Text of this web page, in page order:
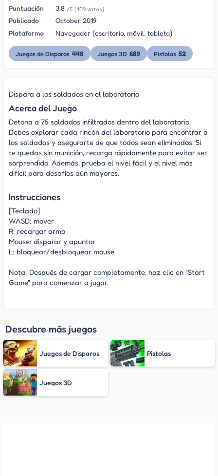
Puntuación 3.8 /5 (109 votos)
Publicado
October 2019
Plataforma
Navegador (escritorio, móvil, tableta)
Juegos de Disparos 448 Juegos 3D 689 Pistolas 52
Dispara a los soldados en el laboratorio
Acerca del Juego
Detona a 75 soldados infiltrados dentro del laboratorio.
Debes explorar cada rincón del laboratorio para encontrar a
los soldados y asegurarte de que todos sean eliminados. Si
te quedas sin munición, recarga rápidamente para evitar ser
sorprendido. Además, prueba el nivel fácil y el nivel más
difícil para desafíos aún mayores.
Instrucciones
[Teclado]
WASD: mover
R: recargar arma
Mouse: disparar y apuntar
L: bloquear/desbloquear mouse
Nota: Después de cargar completamente, haz clic en "Start
Game" para comenzar a jugar.
Descubre más juegos
Juegos de Disparos Pistolas
Juegos 3D